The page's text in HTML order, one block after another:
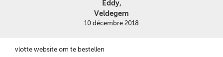
Eddy,
Veldegem
10 décembre 2018
vlotte website om te bestellen